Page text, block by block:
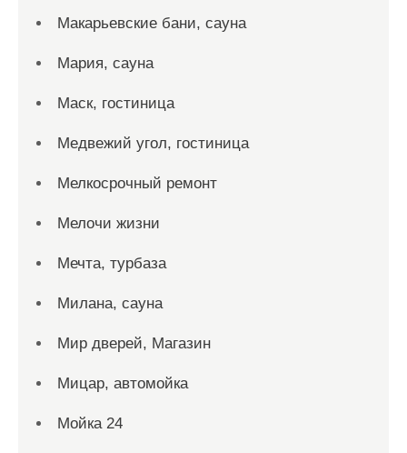
Макарьевские бани, сауна
Мария, сауна
Маск, гостиница
Медвежий угол, гостиница
Мелкосрочный ремонт
Мелочи жизни
Мечта, турбаза
Милана, сауна
Мир дверей, Магазин
Мицар, автомойка
Мойка 24